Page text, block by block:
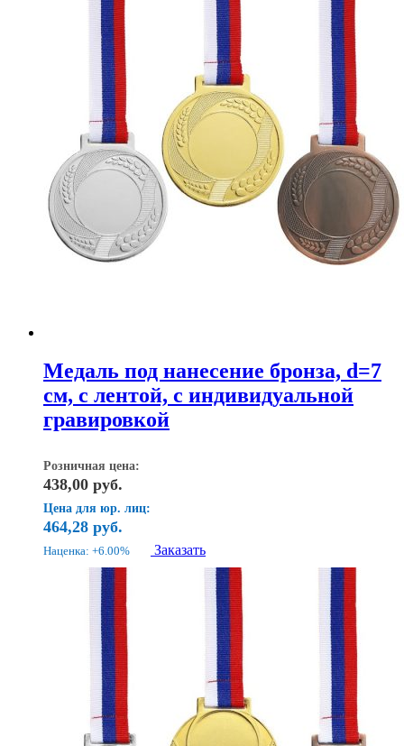
Медаль под нанесение бронза, d=7
см, с лентой, с индивидуальной
гравировкой
Розничная цена:
438,00 руб.
Цена для юр. лиц:
464,28 руб.
Наценка: +6.00% Заказать